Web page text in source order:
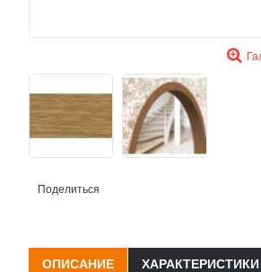
Поделиться
ОПИСАНИЕ ХАРАКТЕРИСТИКИ